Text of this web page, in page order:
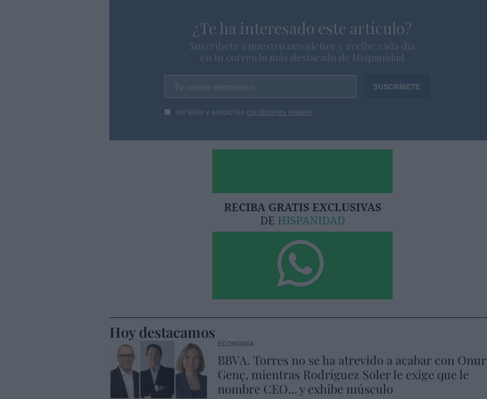
¿Te ha interesado este artículo?
Suscríbete a nuestro newsletter y recibe cada dia
en tu correo lo más destacado de Hispanidad
Tu correo electrónico...
He leído y acepto las condiciones legales
Hoy destacamos
ECONOMÍA
BBVA. Torres no se ha atrevido a acabar con Onur
Genç, mientras Rodríguez Soler le exige que le
nombre CEO... y exhibe músculo